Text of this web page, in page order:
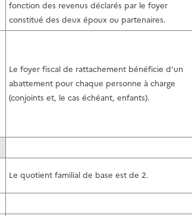
fonction des revenus déclarés par le foyer
constitué des deux époux ou partenaires.
Le foyer fiscal de rattachement bénéficie d'un
abattement pour chaque personne à charge
(conjoints et, le cas échéant, enfants).
Le quotient familial de base est de 2.